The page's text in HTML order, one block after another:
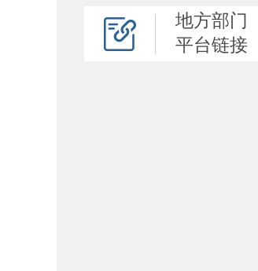
地方部门
平台链接